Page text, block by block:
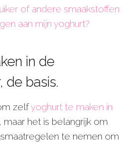
of andere smaakstoffen
aan mijn yoghurt?
in de
de basis.
zelfyoghurt te maken in
maar het is belangrijk om
te nemen om